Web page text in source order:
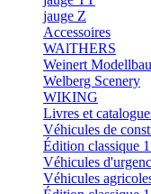
jauge Z
Accessoires
WAlTHERS
Weinert Modellbau
Welberg Scenery
WIKING
Livres et
Véhicules de
Édition classique
Véhicules
Véhicules